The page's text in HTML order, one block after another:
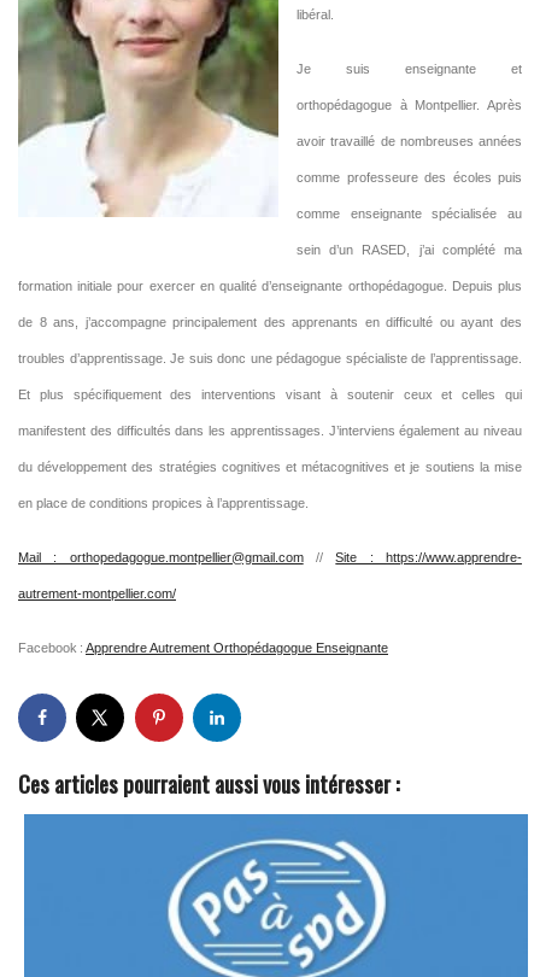
libéral.
Je suis enseignante et
orthopédagogue à Montpellier. Après
avoir travaillé de nombreuses années
comme professeure des écoles puis
comme enseignante spécialisée au
sein d’un RASED, j’ai complété ma
formation initiale pour exercer en qualité d’enseignante orthopédagogue. Depuis plus
de 8 ans, j’accompagne principalement des apprenants en difficulté ou ayant des
troubles d’apprentissage. Je suis donc une pédagogue spécialiste de l’apprentissage.
Et plus spécifiquement des interventions visant à soutenir ceux et celles qui
manifestent des difficultés dans les apprentissages. J’interviens également au niveau
du développement des stratégies cognitives et métacognitives et je soutiens la mise
en place de conditions propices à l’apprentissage.
Mail : orthopedagogue.montpellier@gmail.com//Site : https://www.apprendre-
autrement-montpellier.com/
Facebook : Apprendre Autrement Orthopédagogue Enseignante
Ces articles pourraient aussi vous intéresser :